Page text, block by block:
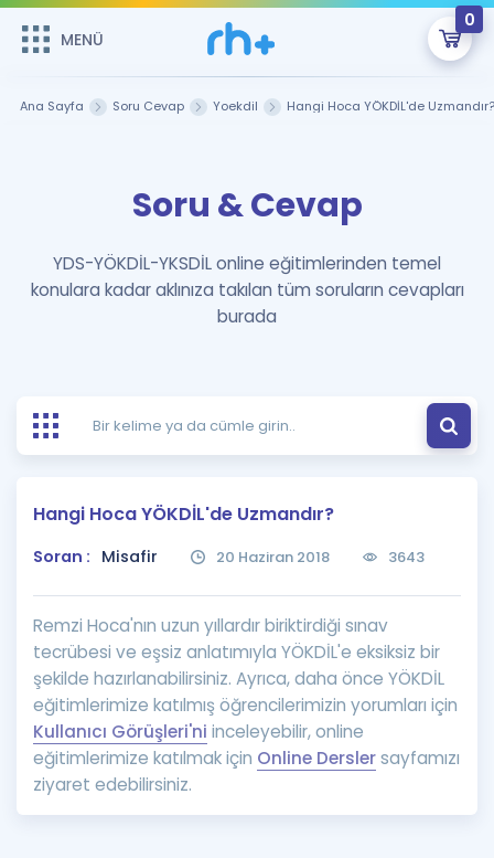
MENÜ
0
Şifremi Hatırlamıyorum
GİRİŞ YAP
Remzi Hoca ile seni sınava hazırlayacak onlarca eğitim seni
bekliyor!
MENÜ
Çalışma Paketleri
Kitaplar ve Kaynaklar
Ücretsiz Kaynaklar
Puan Hesaplama
Rehberlik Aracı
ÖSYM Sınav Takvimi
Kampanyalar
Blog
İngilizce Gramer
Blog
İngilizce Gramer
Hakkımızda
Ana Sayfa Soru Cevap Yoekdil Hangi Hoca YÖKDİL'de Uzmandır?
Soru & Cevap
YDS-YÖKDİL-YKSDİL online eğitimlerinden temel
konulara kadar aklınıza takılan tüm soruların cevapları
burada
Hangi Hoca YÖKDİL'de Uzmandır?
Soran : Misafir 20 Haziran 2018 3643
Remzi Hoca'nın uzun yıllardır biriktirdiği sınav
tecrübesi ve eşsiz anlatımıyla YÖKDİL'e eksiksiz bir
şekilde hazırlanabilirsiniz. Ayrıca, daha önce YÖKDİL
eğitimlerimize katılmış öğrencilerimizin yorumları için
Kullanıcı Görüşleri'ni inceleyebilir, online
eğitimlerimize katılmak için Online Derslersayfamızı
ziyaret edebilirsiniz.